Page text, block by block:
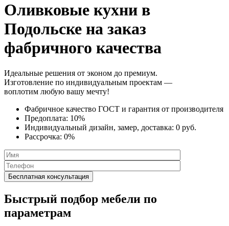
Оливковые кухни в
Подольске на заказ
фабричного качества
Идеальные решения от эконом до премиум.
Изготовление по индивидуальным проектам —
воплотим любую вашу мечту!
Фабричное качество ГОСТ и гарантия от производителя
Предоплата: 10%
Индивидуальный дизайн, замер, доставка: 0 руб.
Рассрочка: 0%
Быстрый подбор мебели по
параметрам